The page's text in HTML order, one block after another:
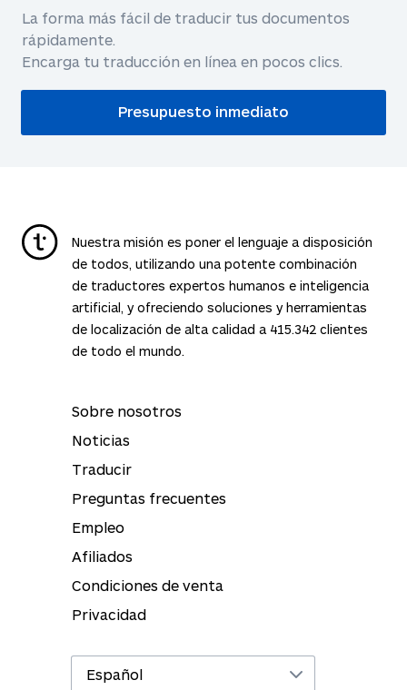
La forma más fácil de traducir tus documentos
rápidamente.
Encarga tu traducción en línea en pocos clics.
Presupuesto inmediato
Nuestra misión es poner el lenguaje a disposición
de todos, utilizando una potente combinación
de traductores expertos humanos e inteligencia
artificial, y ofreciendo soluciones y herramientas
de localización de alta calidad a 415.342 clientes
de todo el mundo.
Sobre nosotros
Noticias
Traducir
Preguntas frecuentes
Empleo
Afiliados
Condiciones de venta
Privacidad